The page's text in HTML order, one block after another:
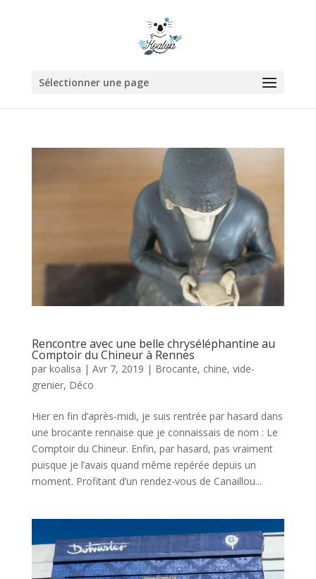
Sélectionner une page
Rencontre avec une belle chryséléphantine au
Comptoir du Chineur à Rennes
par koalisa | Avr 7, 2019 | Brocante, chine, vide-
grenier, Déco
Hier en fin d’après-midi, je suis rentrée par hasard dans
une brocante rennaise que je connaissais de nom : Le
Comptoir du Chineur. Enfin, par hasard, pas vraiment
puisque je l’avais quand même repérée depuis un
moment. Profitant d’un rendez-vous de Canaillou...